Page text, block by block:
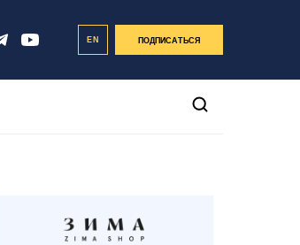
EN ПОДПИСАТЬСЯ